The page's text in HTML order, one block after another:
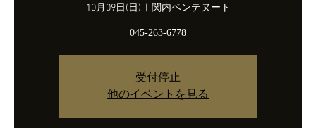
10月09日(日) 関内ベンテヌート
045-263-6778
受付停止
他のイベントを見る